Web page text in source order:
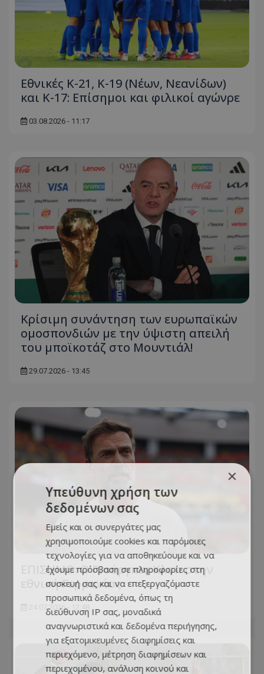
Εθνικές Κ-21, Κ-19 (Νέων, Νεανίδων)
και Κ-17: Eπίσημοι και φιλικοί αγώνρε
03.08.2026 - 11:17
Κρίσιμη συνάντηση των ευρωπαϊκών
ομοσπονδιών με την ύψιστη απειλή
του μποϊκοτάζ στο Μουντιάλ!
29.07.2026 - 13:45
ΕΠΙΣΗΜΟ: Ο Γιούργκεν Κλοπ στην
εθνική Γερμανίας
24.07.2026 - 12:48
×
Υπεύθυνη χρήση των
δεδομένων σας
Εμείς και οι συνεργάτες μας
χρησιμοποιούμε cookies και παρόμοιες
τεχνολογίες για να αποθηκεύουμε και να
έχουμε πρόσβαση σε πληροφορίες στη
συσκευή σας και να επεξεργαζόμαστε
προσωπικά δεδομένα, όπως τη
διεύθυνση IP σας, μοναδικά
αναγνωριστικά και δεδομένα περιήγησης,
για εξατομικευμένες διαφημίσεις και
περιεχόμενο, μέτρηση διαφημίσεων και
περιεχομένου, ανάλυση κοινού και